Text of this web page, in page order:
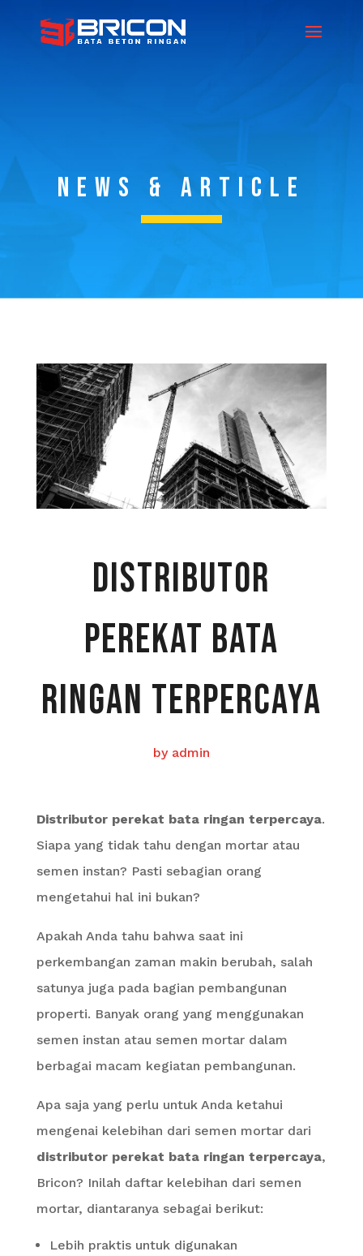
NEWS & ARTICLE
Distributor
Perekat Bata
Ringan Terpercaya
by admin
Distributor perekat bata ringan terpercaya.
Siapa yang tidak tahu dengan mortar atau
semen instan? Pasti sebagian orang
mengetahui hal ini bukan?
Apakah Anda tahu bahwa saat ini
perkembangan zaman makin berubah, salah
satunya juga pada bagian pembangunan
properti. Banyak orang yang menggunakan
semen instan atau semen mortar dalam
berbagai macam kegiatan pembangunan.
Apa saja yang perlu untuk Anda ketahui
mengenai kelebihan dari semen mortar dari
distributor perekat bata ringan terpercaya,
Bricon? Inilah daftar kelebihan dari semen
mortar, diantaranya sebagai berikut:
Lebih praktis untuk digunakan